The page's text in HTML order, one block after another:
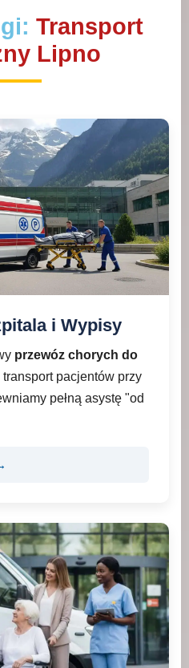
Transport
Lipno
i Wypisy
przewóz chorych do
transport pacjentów przy
pełną asystę "od